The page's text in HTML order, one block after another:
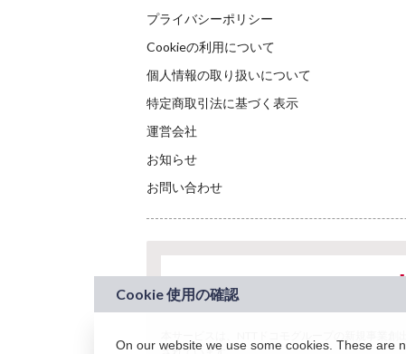
プライバシーポリシー
Cookieの利用について
個人情報の取り扱いについて
特定商取引法に基づく表示
運営会社
お知らせ
お問い合わせ
On our website we use some cookies. These are